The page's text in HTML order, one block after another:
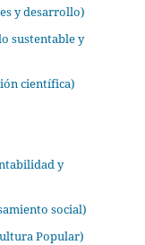
y desarrollo)
sustentable y
científica)
y
social)
Popular)